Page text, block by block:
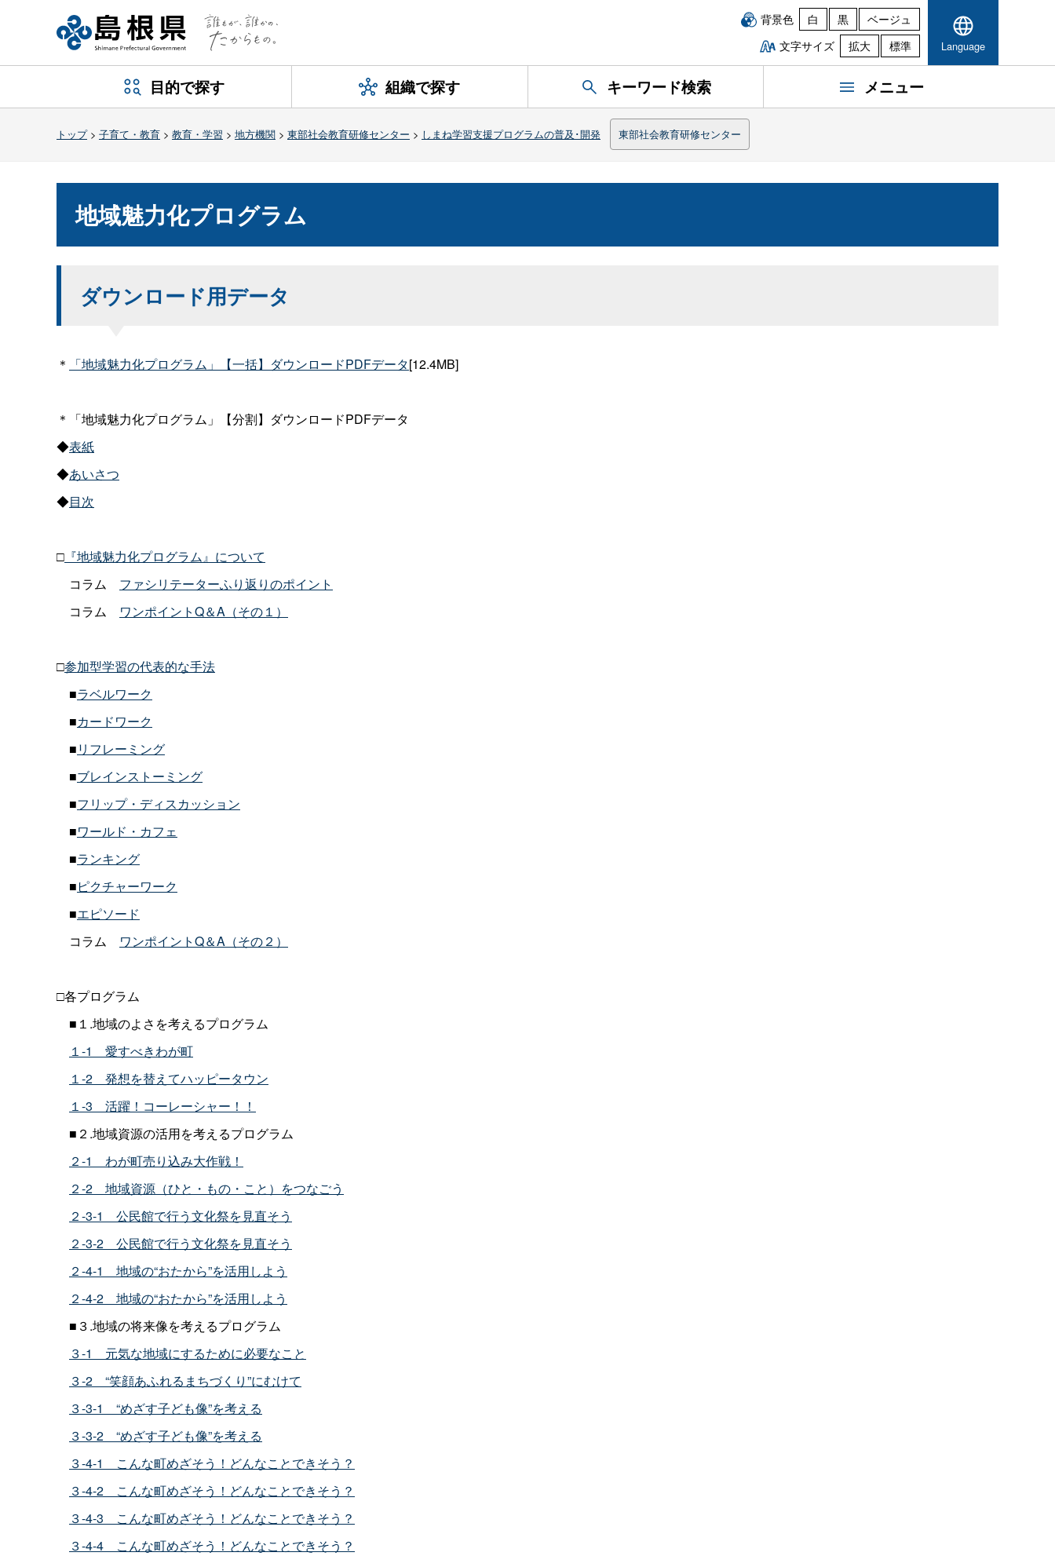
背景色 白 黒
ベージュ
文字サイズ
拡大 標準 Language
目的で探す 組織で探す キーワード検索 メニュー
トップ> 子育て・教育 > 教育・学習 > 地方機関 > 東部社会教育研修センター > しまね学習支援プログラムの普及･開発 東部社会教育研修センター
地域魅力化プログラム
ダウンロード用データ
＊ 「地域魅力化プログラム」【一括】ダウンロードPDFデータ[12.4MB]
＊「地域魅力化プログラム」【分割】ダウンロードPDFデータ
◆表紙
◆あいさつ
◆目次
□ 『地域魅力化プログラム』について
コラム ファシリテーターふり返りのポイント
コラム ワンポイントQ＆A（その１）
□参加型学習の代表的な手法
■ラベルワーク
■カードワーク
■リフレーミング
■ブレインストーミング
■フリップ・ディスカッション
■ワールド・カフェ
■ランキング
■ピクチャーワーク
■エピソード
コラム ワンポイントQ＆A（その２）
□各プログラム
■１ .地域のよさを考えるプログラム
１-1 愛すべきわが町
１-2 発想を替えてハッピータウン
１-3 活躍！コーレーシャー！！
■２ .地域資源の活用を考えるプログラム
２-1 わが町売り込み大作戦！
２-2 地域資源（ひと・もの・こと）をつなごう
２-3-1 公民館で行う文化祭を見直そう
２-3-2 公民館で行う文化祭を見直そう
２-4-1 地域の“おたから”を活用しよう
２-4-2 地域の“おたから”を活用しよう
■３.地域の将来像を考えるプログラム
３-1 元気な地域にするために必要なこと
３-2 “笑顔あふれるまちづくり”にむけて
３-3-1 “めざす子ども像”を考える
３-3-2 “めざす子ども像”を考える
３-4-1 こんな町めざそう！どんなことできそう？
３-4-2 こんな町めざそう！どんなことできそう？
３-4-3 こんな町めざそう！どんなことできそう？
３-4-4 こんな町めざそう！どんなことできそう？